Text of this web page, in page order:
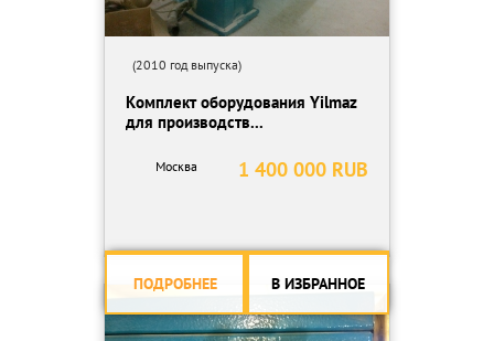
(2010 год выпуска)
Комплект оборудования Yilmaz
для производств...
1 400 000 RUB
Москва
ПОДРОБНЕЕ В ИЗБРАННОЕ